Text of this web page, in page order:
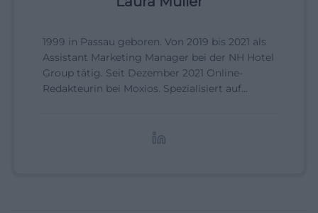
1999 in Passau geboren. Von 2019 bis 2021 als
Assistant Marketing Manager bei der NH Hotel
Group tätig. Seit Dezember 2021 Online-
Redakteurin bei Moxios. Spezialisiert auf